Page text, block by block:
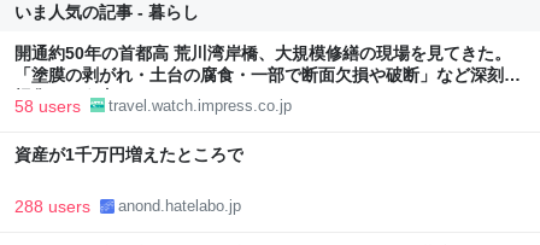
いま人気の記事 - 暮らし
開通約50年の首都高 荒川湾岸橋、大規模修繕の現場を見てきた。
「塗膜の剥がれ・土台の腐食・一部で断面欠損や破断」など深刻な
損傷、どう直す？
58 users travel.watch.impress.co.jp
資産が1千万円増えたところで
288 users anond.hatelabo.jp